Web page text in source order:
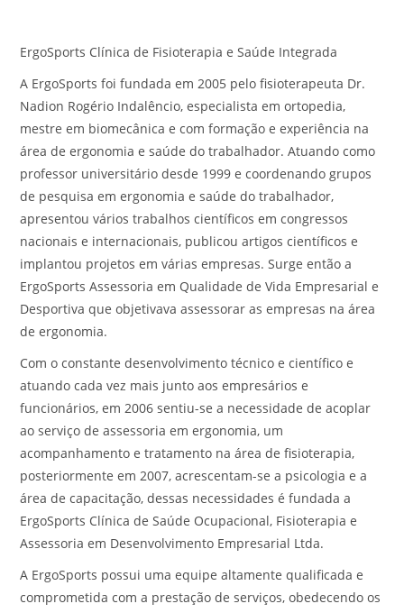
ErgoSports Clínica de Fisioterapia e Saúde Integrada
A ErgoSports foi fundada em 2005 pelo fisioterapeuta Dr.
Nadion Rogério Indalêncio, especialista em ortopedia,
mestre em biomecânica e com formação e experiência na
área de ergonomia e saúde do trabalhador. Atuando como
professor universitário desde 1999 e coordenando grupos
de pesquisa em ergonomia e saúde do trabalhador,
apresentou vários trabalhos científicos em congressos
nacionais e internacionais, publicou artigos científicos e
implantou projetos em várias empresas. Surge então a
ErgoSports Assessoria em Qualidade de Vida Empresarial e
Desportiva que objetivava assessorar as empresas na área
de ergonomia.
Com o constante desenvolvimento técnico e científico e
atuando cada vez mais junto aos empresários e
funcionários, em 2006 sentiu-se a necessidade de acoplar
ao serviço de assessoria em ergonomia, um
acompanhamento e tratamento na área de fisioterapia,
posteriormente em 2007, acrescentam-se a psicologia e a
área de capacitação, dessas necessidades é fundada a
ErgoSports Clínica de Saúde Ocupacional, Fisioterapia e
Assessoria em Desenvolvimento Empresarial Ltda.
A ErgoSports possui uma equipe altamente qualificada e
comprometida com a prestação de serviços, obedecendo os